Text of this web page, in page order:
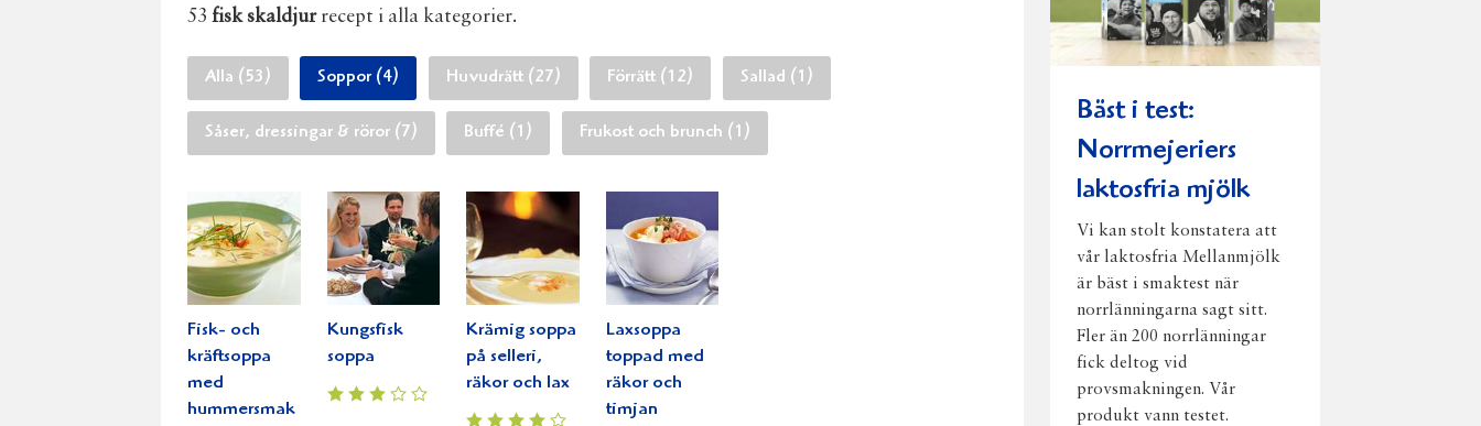
53 fisk skaldjurrecept i alla kategorier.
Alla (53) Soppor (4) Huvudrätt (27) Förrätt (12) Sallad (1)
Såser, dressingar & röror (7) Buffé (1) Frukost och brunch (1)
Fisk- och
kräftsoppa
med
hummersmak
Kungsfisk
soppa
Krämig soppa
på selleri,
räkor och lax
Laxsoppa
toppad med
räkor och
timjan
Bäst i test:
Norrmejeriers
laktosfria mjölk
Vi kan stolt konstatera att
vår laktosfria Mellanmjölk
är bäst i smaktest när
norrlänningarna sagt sitt.
Fler än 200 norrlänningar
fick deltog vid
provsmakningen. Vår
produkt vann testet.